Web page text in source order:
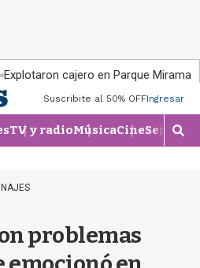
Explotaron cajero en Parque Miramar
Suscribite al 50% OFFIngresar
TV y radioMúsicaCineSeries
M
o
problemas